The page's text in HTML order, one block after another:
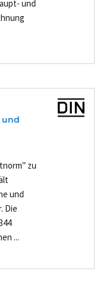
und
und
zu
und
Die
...